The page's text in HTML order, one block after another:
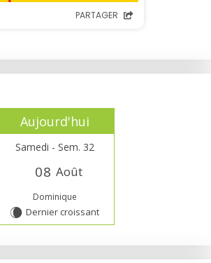
Aujourd'hui
Samedi - Sem. 32
08 Août
Dominique
W Dernier croissant